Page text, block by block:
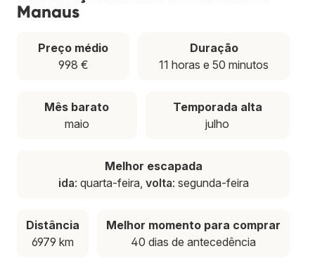
Manaus
Preço médio
998 €
Duração
11 horas e 50 minutos
Mês barato
maio
Temporada alta
julho
Melhor escapada
ida: quarta-feira, volta: segunda-feira
Distância
6979 km
Melhor momento para comprar
40 dias de antecedência